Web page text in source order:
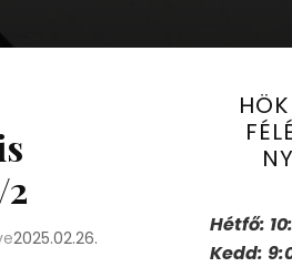
2025.02.26.
Hétfő:
Kedd: